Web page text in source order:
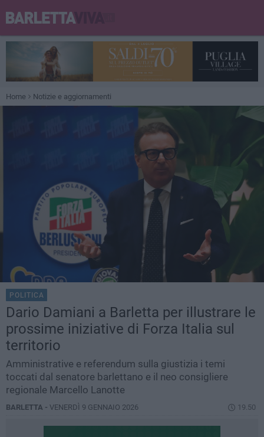
Home Notizie e aggiornamenti
POLITICA
Dario Damiani a Barletta per illustrare le
prossime iniziative di Forza Italia sul
territorio
Amministrative e referendum sulla giustizia i temi
toccati dal senatore barlettano e il neo consigliere
regionale Marcello Lanotte
BARLETTA - VENERDÌ 9 GENNAIO 2026 19.50